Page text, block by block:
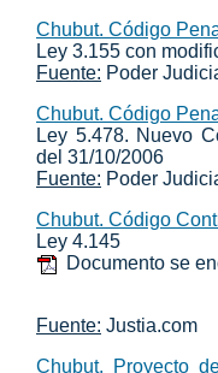
Chubut. Código
Ley 3.155 con
Fuente: Poder
Chubut. Código
Ley 5.478. Nuevo
del 31/10/2006
Fuente: Poder
Chubut. Código
Ley 4.145
Documento se
Fuente: Justia.com
Chubut. Proyecto